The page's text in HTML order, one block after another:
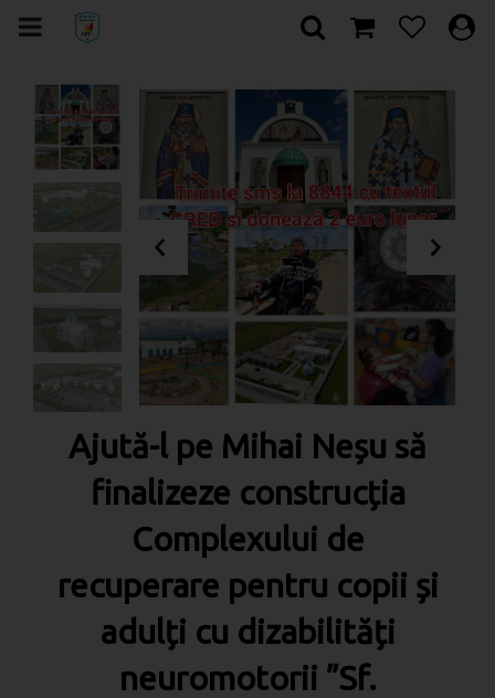
Ajută-l pe Mihai Neșu să
finalizeze construcția
Complexului de
recuperare pentru copii și
adulți cu dizabilități
neuromotorii ”Sf.